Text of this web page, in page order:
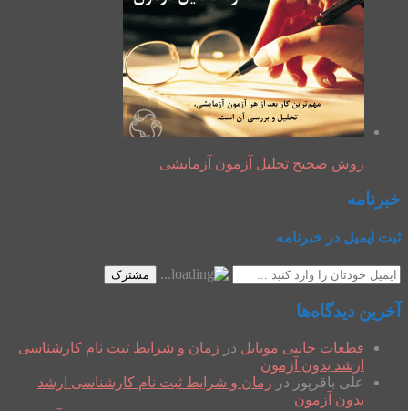
روش صحیح تحلیل آزمون آزمایشی
خبرنامه
ثبت ایمیل در خبرنامه
مشترک
آخرین دیدگاه‌ها
قطعات جانبی موبایل در زمان و شرایط ثبت نام کارشناسی
ارشد بدون آزمون
علی باقرپور در زمان و شرایط ثبت نام کارشناسی ارشد
بدون آزمون